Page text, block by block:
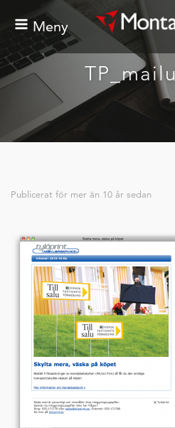
Meny
Publicerat för mer än 10 år sedan